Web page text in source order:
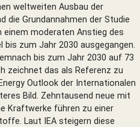
weltweiten Ausbau der
die Grundannahmen der Studie
einem moderaten Anstieg des
bis zum Jahr 2030 ausgegangen.
bis zum Jahr 2030 auf 73
zeichnet das als Referenz zu
Outlook der Internationalen
Bild. Zehntausend neue mit
Kraftwerke führen zu einer
Laut IEA steigern diese